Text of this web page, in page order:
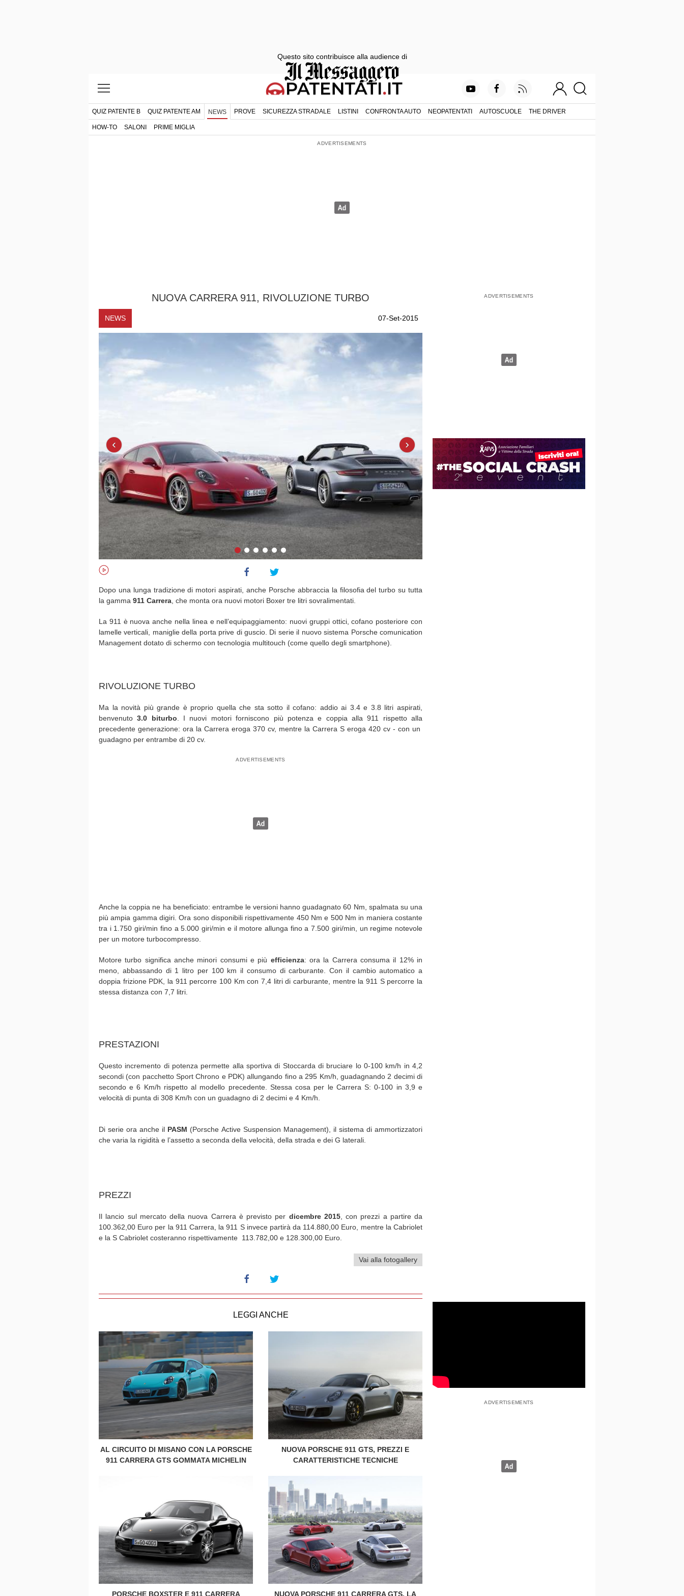
QUIZ PATENTE B QUIZ PATENTE AM NEWS PROVE SICUREZZA STRADALE LISTINI CONFRONTA AUTO NEOPATENTATI AUTOSCUOLE THE DRIVER
HOW-TO SALONI PRIME MIGLIA
NUOVA CARRERA 911, RIVOLUZIONE TURBO
NEWS 07-Set-2015
‹ ›
Dopo una lunga tradizione di motori aspirati, anche Porsche abbraccia la filosofia del turbo su tutta
la gamma 911 Carrera , che monta ora nuovi motori Boxer tre litri sovralimentati.
La 911 è nuova anche nella linea e nell’equipaggiamento: nuovi gruppi ottici, cofano posteriore con
lamelle verticali, maniglie della porta prive di guscio. Di serie il nuovo sistema Porsche comunication
Management dotato di schermo con tecnologia multitouch (come quello degli smartphone).
RIVOLUZIONE TURBO
Ma la novità più grande è proprio quella che sta sotto il cofano: addio ai 3.4 e 3.8 litri aspirati,
benvenuto3.0 biturbo . I nuovi motori forniscono più potenza e coppia alla 911 rispetto alla
precedente generazione: ora la Carrera eroga 370 cv, mentre la Carrera S eroga 420 cv - con un
guadagno per entrambe di 20 cv.
Anche la coppia ne ha beneficiato: entrambe le versioni hanno guadagnato 60 Nm, spalmata su una
più ampia gamma digiri. Ora sono disponibili rispettivamente 450 Nm e 500 Nm in maniera costante
tra i 1.750 giri/min fino a 5.000 giri/min e il motore allunga fino a 7.500 giri/min, un regime notevole
per un motore turbocompresso.
Motore turbo significa anche minori consumi e più efficienza: ora la Carrera consuma il 12% in
meno, abbassando di 1 litro per 100 km il consumo di carburante. Con il cambio automatico a
doppia frizione PDK, la 911 percorre 100 Km con 7,4 litri di carburante, mentre la 911 S percorre la
stessa distanza con 7,7 litri.
PRESTAZIONI
Questo incremento di potenza permette alla sportiva di Stoccarda di bruciare lo 0-100 km/h in 4,2
secondi (con pacchetto Sport Chrono e PDK) allungando fino a 295 Km/h, guadagnando 2 decimi di
secondo e 6 Km/h rispetto al modello precedente. Stessa cosa per le Carrera S: 0-100 in 3,9 e
velocità di punta di 308 Km/h con un guadagno di 2 decimi e 4 Km/h.
Di serie ora anche il PASM (Porsche Active Suspension Management), il sistema di ammortizzatori
che varia la rigidità e l’assetto a seconda della velocità, della strada e dei G laterali.
PREZZI
Il lancio sul mercato della nuova Carrera è previsto per dicembre 2015, con prezzi a partire da
100.362,00 Euro per la 911 Carrera, la 911 S invece partirà da 114.880,00 Euro, mentre la Cabriolet
e la S Cabriolet costeranno rispettivamente 113.782,00 e 128.300,00 Euro.
Vai alla fotogallery
LEGGI ANCHE
AL CIRCUITO DI MISANO CON LA PORSCHE
911 CARRERA GTS GOMMATA MICHELIN
NUOVA PORSCHE 911 GTS, PREZZI E
CARATTERISTICHE TECNICHE
PORSCHE BOXSTER E 911 CARRERA NUOVA PORSCHE 911 CARRERA GTS, LA
Questo sito contribuisce alla audience di